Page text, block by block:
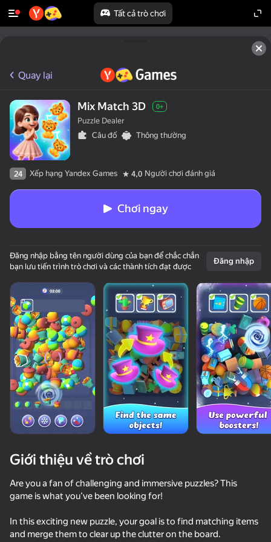
Tất cả trò chơi
Kiss Me: Spin the Bottle
55
Labubu World: Merge them all!
Connect the Flowers! Pop the Bubbles! 2048
60 74
Quay lại
Mix Match 3D 0+
Puzzle Dealer
Câu đố
Thông thường
24 Xếp hạng Yandex Games 4,0 Người chơi đánh giá
Chơi ngay
Đăng nhập bằng tên người dùng của bạn để chắc chắn
bạn lưu tiến trình trò chơi và các thành tích đạt được
Đăng nhập
Giới thiệu về trò chơi
Are you a fan of challenging and immersive puzzles? This
game is what you’ve been looking for!
In this exciting new puzzle, your goal is to find matching items
and merge them to clear up the clutter on the board.